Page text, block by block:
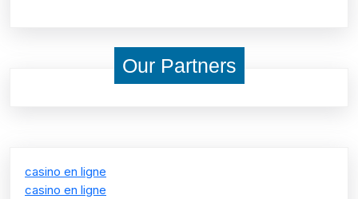
Our Partners
casino en ligne
casino en ligne